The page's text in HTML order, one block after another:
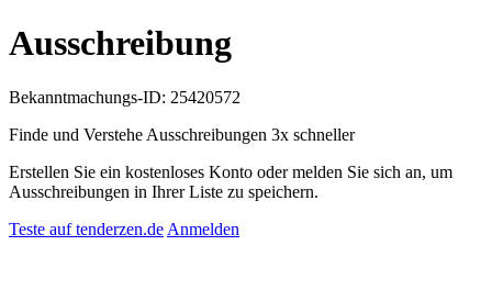
Ausschreibung
Bekanntmachungs-ID: 25420572
Finde und Verstehe Ausschreibungen 3x schneller
Erstellen Sie ein kostenloses Konto oder melden Sie sich an, um
Ausschreibungen in Ihrer Liste zu speichern.
Teste auf tenderzen.de Anmelden